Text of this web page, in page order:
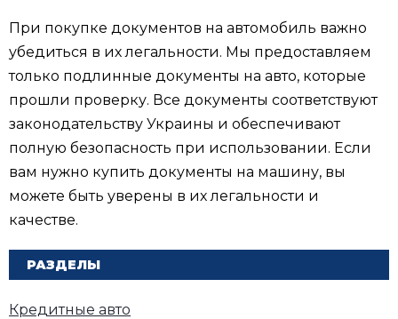
При покупке документов на автомобиль важно
убедиться в их легальности. Мы предоставляем
только подлинные документы на авто, которые
прошли проверку. Все документы соответствуют
законодательству Украины и обеспечивают
полную безопасность при использовании. Если
вам нужно купить документы на машину, вы
можете быть уверены в их легальности и
качестве.
РАЗДЕЛЫ
Кредитные авто